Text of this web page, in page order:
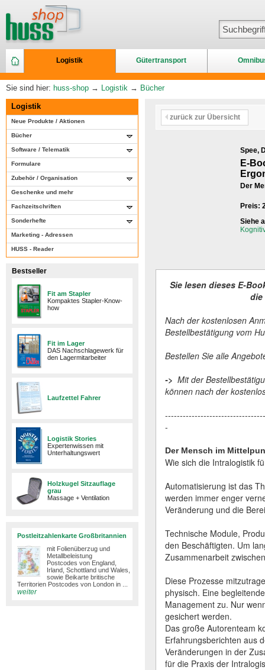
Logistik Gütertransport
Sie sind hier: huss-shop → Logistik → Bücher
Logistik
Neue Produkte / Aktionen
Bücher
Software / Telematik
Formulare
Zubehör / Organisation
Geschenke und mehr
Fachzeitschriften
Sonderhefte
Marketing - Adressen
HUSS - Reader
Bestseller
Fit am Stapler
Kompaktes Stapler-Know-
how
Fit im Lager
DAS Nachschlagewerk für
den Lagermitarbeiter
Laufzettel Fahrer
Logistik Stories
Expertenwissen mit
Unterhaltungswert
Holzkugel Sitzauflage
grau
Massage + Ventilation
Postleitzahlenkarte Großbritannien
mit Folienüberzug und
Metallbeleistung
Postcodes von England,
Irland, Schottland und Wales,
sowie Beikarte britische
Territorien Postcodes von London in ...
weiter
zurück zur Übersicht
Spee,
E-
Der
Preis:
Siehe
Sie lesen dieses E-
die
Nach der kostenlosen
Bestellbestätigung vom
Bestellen Sie alle
-> Mit der
können nach der
-
Der Mensch im
Wie sich die Intralogistik
Automatisierung ist das
werden immer enger
Veränderung und die
Technische Module,
den Beschäftigten. Um
Zusammenarbeit
Diese Prozesse
physisch. Eine
Management zu. Nur
gesichert werden.
Das große Autorenteam
Erfahrungsberichten aus
Veränderungen in der
für die Praxis der